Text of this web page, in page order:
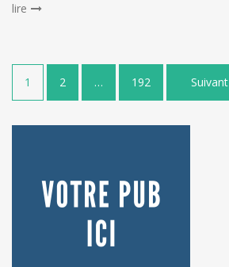
lire
Pagination
des
publications
1 2 … 192 Suivant